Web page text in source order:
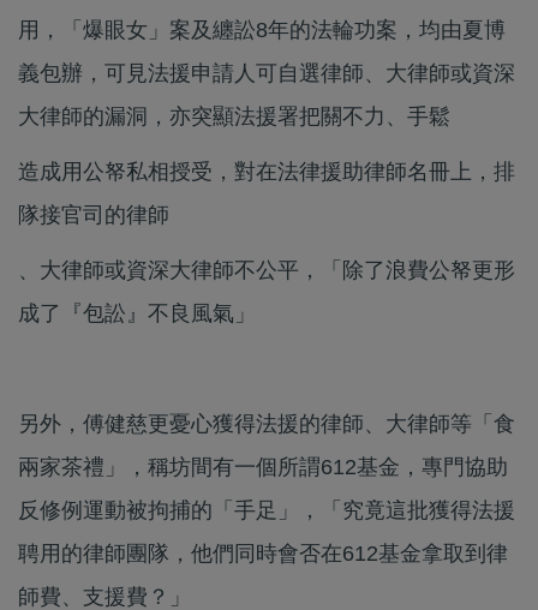
用，「爆眼女」案及纏訟8年的法輪功案，均由夏博
義包辦，可見法援申請人可自選律師、大律師或資深
大律師的漏洞，亦突顯法援署把關不力、手鬆
造成用公帑私相授受，對在法律援助律師名冊上，排
隊接官司的律師
、大律師或資深大律師不公平，「除了浪費公帑更形
成了『包訟』不良風氣」
另外，傅健慈更憂心獲得法援的律師、大律師等「食
兩家茶禮」，稱坊間有一個所謂612基金，專門協助
反修例運動被拘捕的「手足」，「究竟這批獲得法援
聘用的律師團隊，他們同時會否在612基金拿取到律
師費、支援費？」